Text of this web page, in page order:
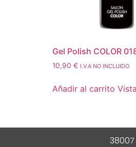
Gel Polish COLOR
10,90 € I.V.A NO INCLUIDO
Añadir al carrito